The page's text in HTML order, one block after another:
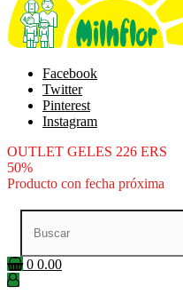
Facebook
Twitter
Pinterest
Instagram
OUTLET GELES 226 ERS
50%
Producto con fecha próxima
0 0.00